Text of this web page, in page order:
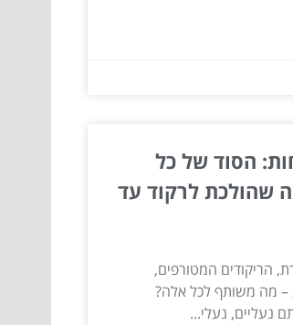
הסוד של כל
שהולכת לרקוד עד
הריקודים המטורפים,
מה משותף לכל אלה?
נעליים, נעלי...